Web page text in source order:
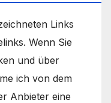
Links
Wenn Sie
und über
ich von dem
Anbieter eine